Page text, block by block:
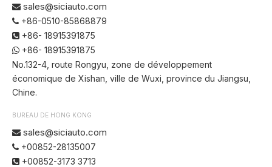
 sales@siciauto.com
 +86-0510-85868879
 +86- 18915391875
 +86- 18915391875
No.132-4, route Rongyu, zone de développement
économique de Xishan, ville de Wuxi, province du Jiangsu,
Chine.
BUREAU DE HONG KONG
 sales@siciauto.com
 +00852-28135007
 +00852-3173 3713